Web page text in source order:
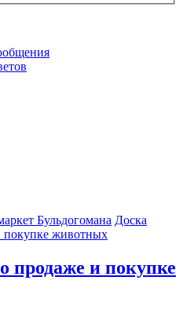
Бульдогомана Доска
покупке животных
продаже и покупке